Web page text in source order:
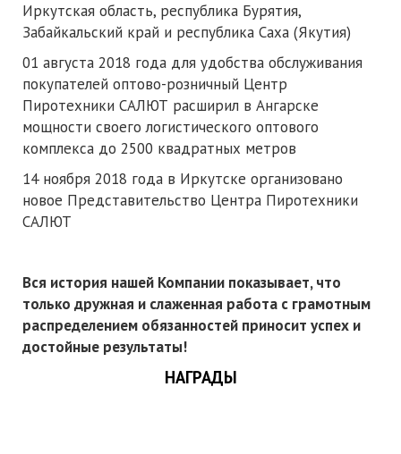
Иркутская область, республика Бурятия,
Забайкальский край и республика Саха (Якутия)
01 августа 2018 года для удобства обслуживания
покупателей оптово-розничный Центр
Пиротехники САЛЮТ расширил в Ангарске
мощности своего логистического оптового
комплекса до 2500 квадратных метров
14 ноября 2018 года в Иркутске организовано
новое Представительство Центра Пиротехники
САЛЮТ
Вся история нашей Компании показывает, что
только дружная и слаженная работа с грамотным
распределением обязанностей приносит успех и
достойные результаты!
НАГРАДЫ